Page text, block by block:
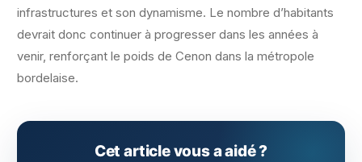
infrastructures et son dynamisme. Le nombre d’habitants
devrait donc continuer à progresser dans les années à
venir, renforçant le poids de Cenon dans la métropole
bordelaise.
Cet article vous a aidé ?